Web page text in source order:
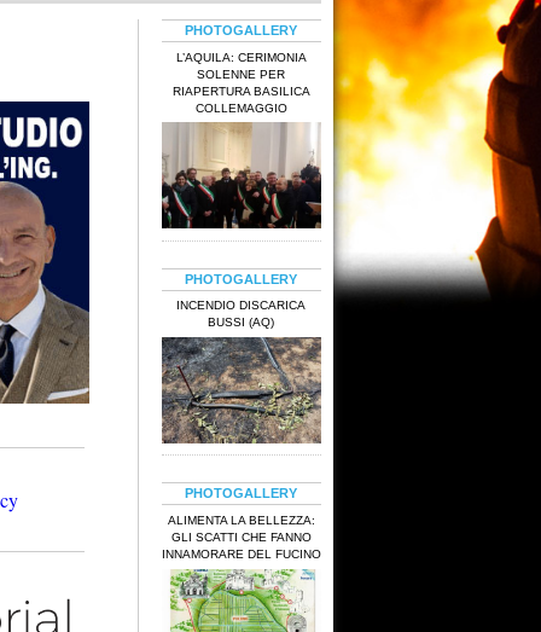
PHOTOGALLERY
L’AQUILA: CERIMONIA
SOLENNE PER
RIAPERTURA BASILICA
COLLEMAGGIO
PHOTOGALLERY
INCENDIO DISCARICA
BUSSI (AQ)
PHOTOGALLERY
ALIMENTA LA BELLEZZA:
GLI SCATTI CHE FANNO
INNAMORARE DEL FUCINO